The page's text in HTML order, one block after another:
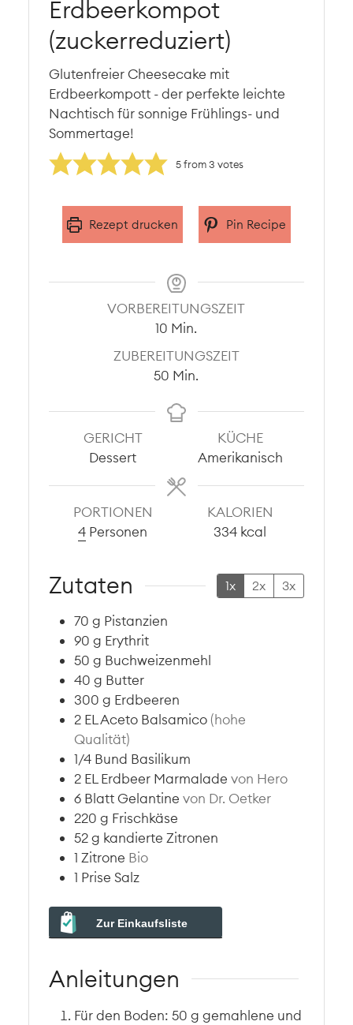
Erdbeerkompot
(zuckerreduziert)
Glutenfreier Cheesecake mit
Erdbeerkompott - der perfekte leichte
Nachtisch für sonnige Frühlings- und
Sommertage!
5from3 votes
Rezept drucken Pin Recipe
VORBEREITUNGSZEIT
10 Minuten
Min.
ZUBEREITUNGSZEIT
50 Minuten
Min.
GERICHT
Dessert
KÜCHE
Amerikanisch
PORTIONEN
4 Personen
KALORIEN
334 kcal
Zutaten 1x 2x 3x
70 g Pistanzien
90 g Erythrit
50 g Buchweizenmehl
40 g Butter
300 g Erdbeeren
2 EL Aceto Balsamico (hohe
Qualität)
1/4 Bund Basilikum
2 EL Erdbeer Marmalade von Hero
6 BlattGelantine von Dr. Oetker
220 g Frischkäse
52g kandierte Zitronen
1 Zitrone Bio
1 Prise Salz
Zur Einkaufsliste
Anleitungen
Für den Boden: 50 g gemahlene und